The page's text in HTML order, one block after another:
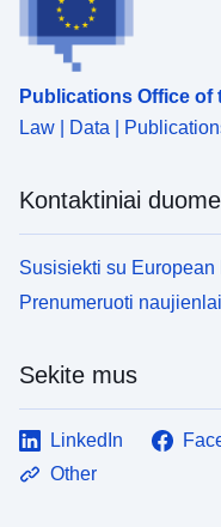
Publications Office of
Law | Data |
Kontaktiniai
Susisiekti su
Prenumeruoti
Sekite mus
LinkedIn
Other